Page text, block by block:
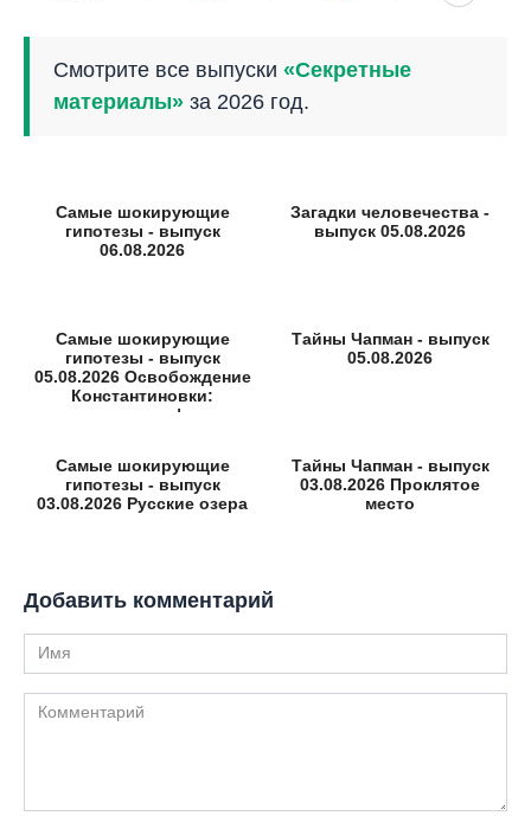
Смотрите все выпуски «Секретные
материалы» за 2026 год.
Самые шокирующие
гипотезы - выпуск
06.08.2026
Загадки человечества -
выпуск 05.08.2026
Самые шокирующие
гипотезы - выпуск
05.08.2026 Освобождение
Константиновки:
неизвестные факты
Тайны Чапман - выпуск
05.08.2026
Самые шокирующие
гипотезы - выпуск
03.08.2026 Русские озера
Тайны Чапман - выпуск
03.08.2026 Проклятое
место
Добавить комментарий
Имя
Комментарий